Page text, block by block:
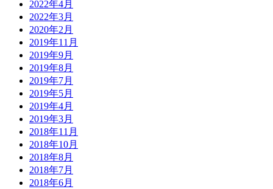
2022年4月
2022年3月
2020年2月
2019年11月
2019年9月
2019年8月
2019年7月
2019年5月
2019年4月
2019年3月
2018年11月
2018年10月
2018年8月
2018年7月
2018年6月